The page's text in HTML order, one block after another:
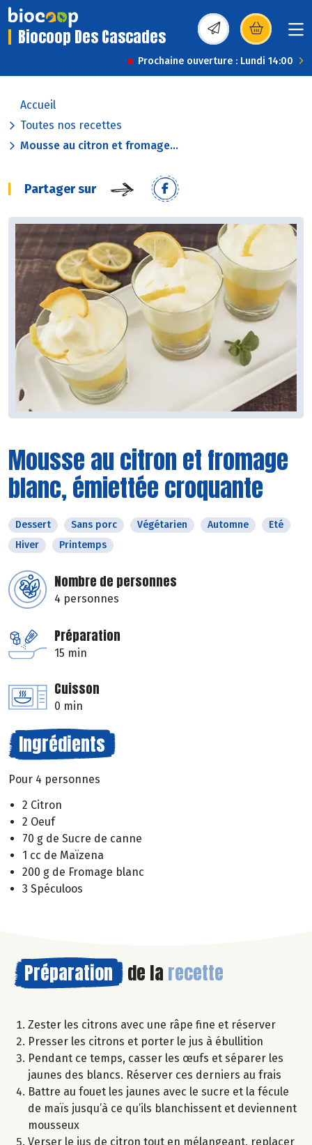
Biocoop Des Cascades (s’ouvre dans une
Prochaine ouverture : Lundi 14:00
Accueil
Toutes nos recettes
Mousse au citron et fromage...
Partager sur
Mousse au citron et fromage
blanc, émiettée croquante
Dessert Sans porc Végétarien Automne
Eté
Hiver
Printemps
Nombre de personnes
4 personnes
Préparation
15 min
Cuisson
0 min
Ingrédients
Pour 4 personnes
2 Citron
2 Oeuf
70 g de Sucre de canne
1 cc de Maïzena
200 g de Fromage blanc
3 Spéculoos
Préparation de la recette
Zester les citrons avec une râpe fine et réserver
Presser les citrons et porter le jus à ébullition
Pendant ce temps, casser les œufs et séparer les
jaunes des blancs. Réserver ces derniers au frais
Battre au fouet les jaunes avec le sucre et la fécule
de maïs jusqu’à ce qu’ils blanchissent et deviennent
mousseux
Verser le jus de citron tout en mélangeant, replacer